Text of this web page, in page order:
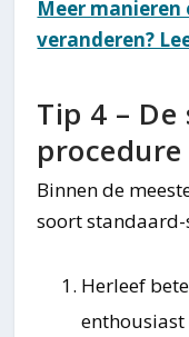
Meer
veranderen?
Tip 4 –
procedure
Binnen de
soort
Herleef
enthousiast